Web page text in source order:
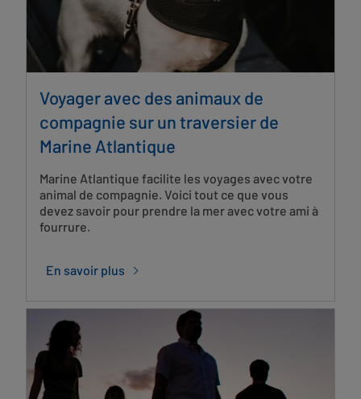
Voyager avec des animaux de
compagnie sur un traversier de
Marine Atlantique
Marine Atlantique facilite les voyages avec votre
animal de compagnie. Voici tout ce que vous
devez savoir pour prendre la mer avec votre ami à
fourrure.
En savoir plus